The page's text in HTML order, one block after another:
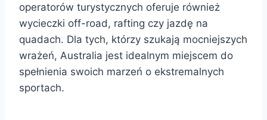
operatorów turystycznych oferuje również
wycieczki off-road, rafting czy jazdę na
quadach. Dla tych, którzy szukają mocniejszych
wrażeń, Australia jest idealnym miejscem do
spełnienia swoich marzeń o ekstremalnych
sportach.